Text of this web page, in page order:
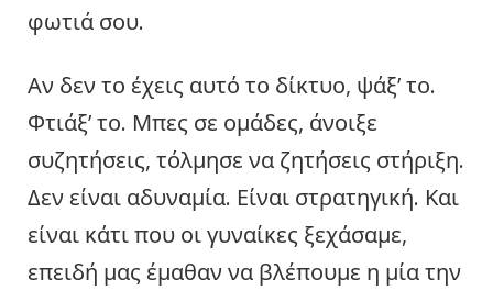
φωτιά σου.
Αν δεν το έχεις αυτό το δίκτυο, ψάξ’ το.
Φτιάξ’ το. Μπες σε ομάδες, άνοιξε
συζητήσεις, τόλμησε να ζητήσεις στήριξη.
Δεν είναι αδυναμία. Είναι στρατηγική. Και
είναι κάτι που οι γυναίκες ξεχάσαμε,
επειδή μας έμαθαν να βλέπουμε η μία την